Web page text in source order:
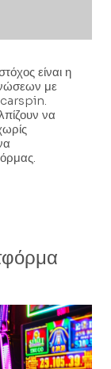
είναι η
με
να